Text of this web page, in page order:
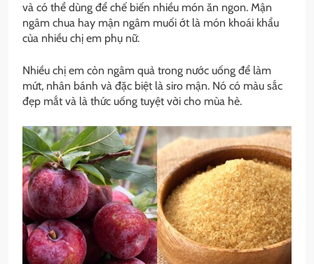
và có thể dùng để chế biến nhiều món ăn ngon. Mận
ngâm chua hay mận ngâm muối ớt là món khoái khẩu
của nhiều chị em phụ nữ.
Nhiều chị em còn ngâm quả trong nước uống để làm
mứt, nhân bánh và đặc biệt là siro mận. Nó có màu sắc
đẹp mắt và là thức uống tuyệt vời cho mùa hè.